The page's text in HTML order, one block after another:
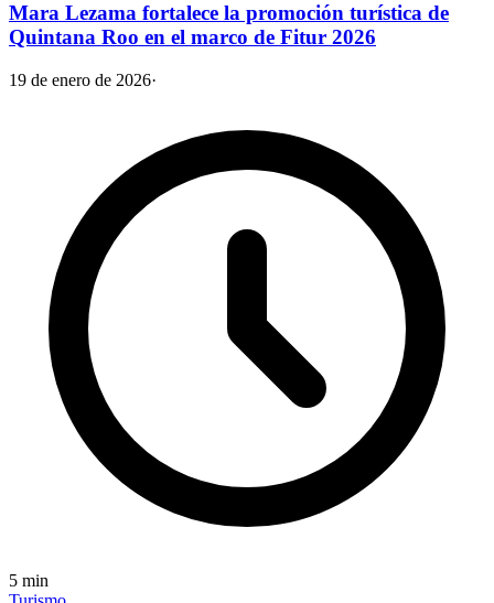
Mara Lezama fortalece la promoción turística de
Quintana Roo en el marco de Fitur 2026
19 de enero de 2026·
5 min